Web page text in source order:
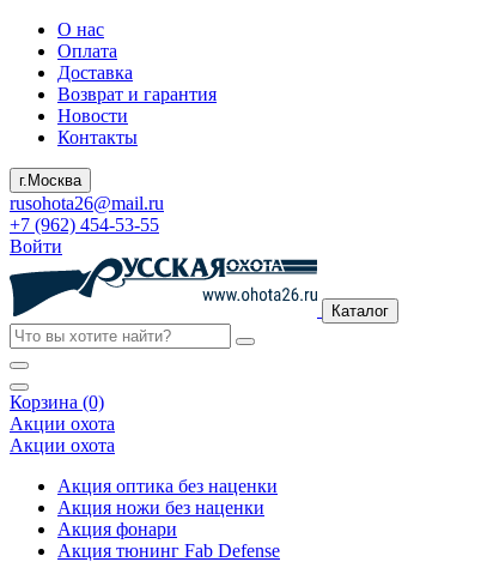
О нас
Оплата
Доставка
Возврат и гарантия
Новости
Контакты
г.Москва
rusohota26@mail.ru
+7 (962) 454-53-55
Войти
Каталог
Корзина (0)
Акции охота
Акции охота
Акция оптика без наценки
Акция ножи без наценки
Акция фонари
Акция тюнинг Fab Defense